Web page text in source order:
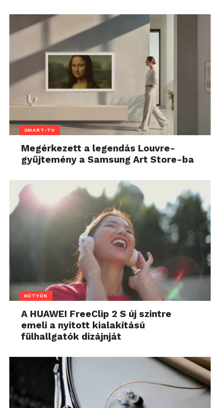
SMART-TV
Megérkezett a legendás Louvre-
gyűjtemény a Samsung Art Store-ba
KÜTYÜK
A HUAWEI FreeClip 2 S új szintre
emeli a nyitott kialakítású
fülhallgatók dizájnját